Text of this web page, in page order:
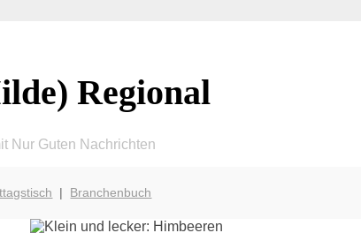
Regional
Nur Guten Nachrichten
| Branchenbuch